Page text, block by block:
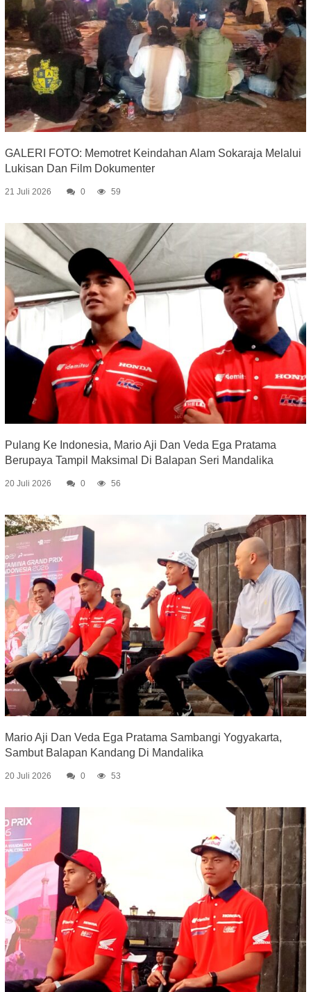
GALERI FOTO: Memotret Keindahan Alam Sokaraja Melalui
Lukisan Dan Film Dokumenter
21 Juli 2026 0 59
Pulang Ke Indonesia, Mario Aji Dan Veda Ega Pratama
Berupaya Tampil Maksimal Di Balapan Seri Mandalika
20 Juli 2026 0 56
Mario Aji Dan Veda Ega Pratama Sambangi Yogyakarta,
Sambut Balapan Kandang Di Mandalika
20 Juli 2026 0 53